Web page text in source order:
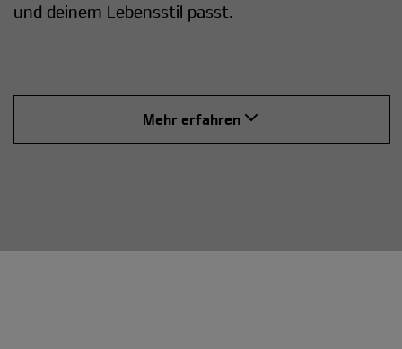
und deinem Lebensstil passt.
Mehr erfahren